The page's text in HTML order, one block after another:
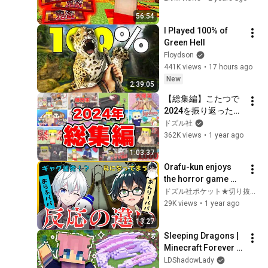
56:54
2:39:05
I Played 100% of
Green Hell
Floydson
441K views • 17 hours ago
New
1:03:37
【総集編】こたつで
2024を振り返ったら
アツアツだった！
ドズル社
362K views • 1 year ago
13:27
Orafu-kun enjoys
the horror game
with ease, while
Onri-chan struggles
ドズル社ポケット★切り抜きチャンネル
29K views • 1 year ago
Sleeping Dragons |
Minecraft Forever
World | Ep. 7
LDShadowLady